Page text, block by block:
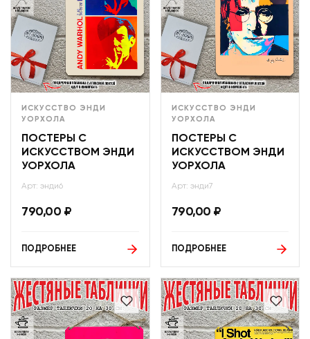
ИСКУССТВО ЭНДИ
УОРХОЛА
ПОСТЕРЫ С
ИСКУССТВОМ ЭНДИ
УОРХОЛА
Арт: энди6
790,00 ₽
ПОДРОБНЕЕ
ИСКУССТВО ЭНДИ
УОРХОЛА
ПОСТЕРЫ С
ИСКУССТВОМ ЭНДИ
УОРХОЛА
Арт: энди7
790,00 ₽
ПОДРОБНЕЕ